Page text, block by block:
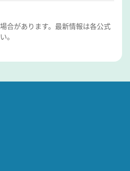
合があります。最新情報は各公式
。